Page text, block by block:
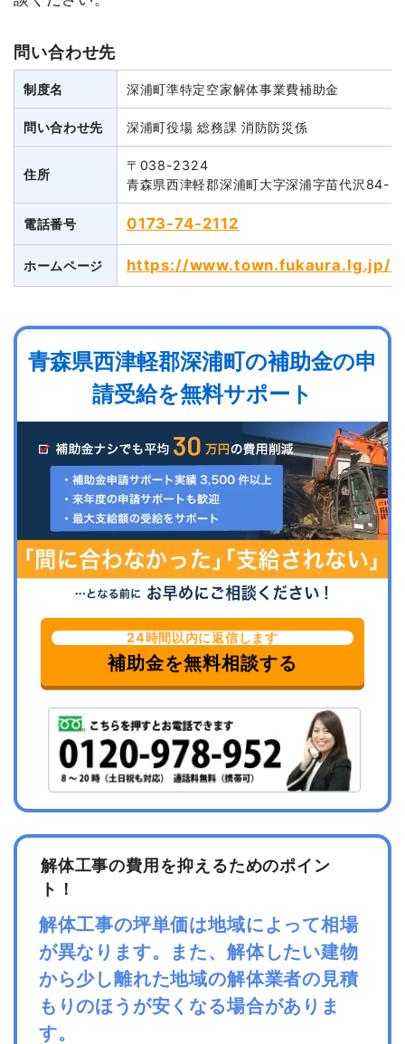
問い合わせ先
制度名 深浦町準特定空家解体事業費補助金
問い合わせ先 深浦町役場 総務課 消防防災係
住所
〒038-2324
青森県西津軽郡深浦町大字深浦字苗代沢84-2
電話番号 0173-74-2112
ホームページ https://www.town.fukaura.lg.jp/
青森県西津軽郡深浦町の補助金の申
請受給を無料サポート
24時間以内に返信します
補助金を無料相談する
解体工事の費用を抑えるためのポイン
ト！
解体工事の坪単価は地域によって相場
が異なります。また、解体したい建物
から少し離れた地域の解体業者の見積
もりのほうが安くなる場合がありま
す。